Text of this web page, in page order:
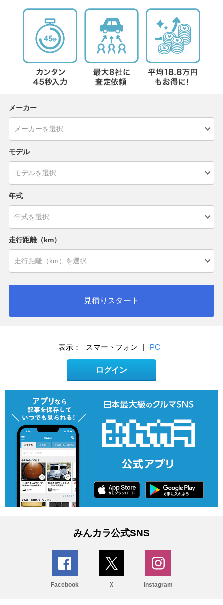
メーカー
モデル
年式
走行距離（km）
見積りスタート
表示： スマートフォン | PC
ログイン
みんカラ公式SNS
Facebook X Instagram